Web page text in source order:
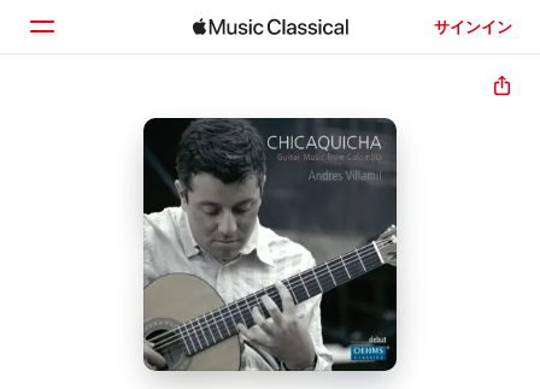
サインイン
見つける